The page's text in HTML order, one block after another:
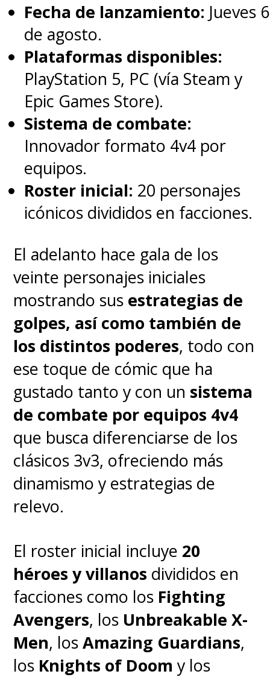
Studios, la división
cinematográfica aterriza con
dos importantes paneles en el
gigantesco Hall H .
El primero seráun panel de
Deadpool y Wolverineeste
mismo jueves, donde los
asistentes podrán contar con
la presencia de Ryan
Reynolds, Hugh Jackman y el
director Shawn Levy, entre
muchos más, donde se espera
ver la película con todo el
equipo y celebrar el estreno,
entre otras novedades.
El segundo, y más
importante, es el panel que
encabezará el jefe de Marvel
Studios, Kevin Feige, este
sábado 27 de julio
, donde
novedades sobre el futuro
cinematográfico y televisivo del
Universo Cinematográfico de
Marvel(MCU, por sus siglas en
inglés), incluyendo los primeros
vistazos a las esperadas
Fecha de lanzamiento: Jueves 6
de agosto.
Plataformas disponibles:
PlayStation 5, PC (vía Steam y
Epic Games Store).
Sistema de combate:
Innovador formato 4v4 por
equipos.
Roster inicial: 20 personajes
icónicos divididos en facciones.
El adelanto hace gala de los
veinte personajes iniciales
mostrando sus estrategias de
golpes, así como también de
los distintos poderes, todo con
ese toque de cómic que ha
gustado tanto y con un sistema
de combate por equipos 4v4
que busca diferenciarse de los
clásicos 3v3, ofreciendo más
dinamismo y estrategias de
relevo.
El roster inicial incluye 20
héroes y villanos divididos en
facciones como los Fighting
Avengers, los Unbreakable X-
Men, losAmazing Guardians,
los Knights of Doom y los